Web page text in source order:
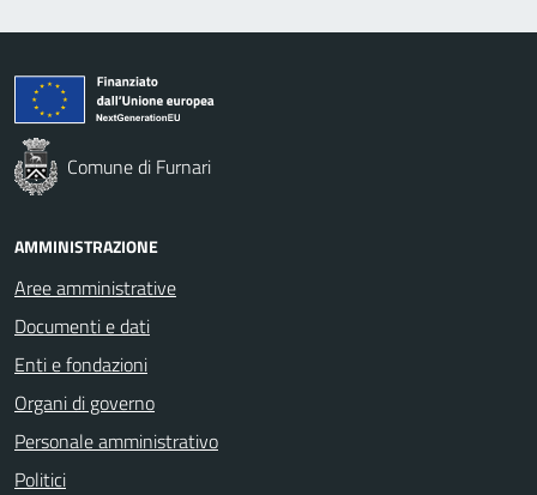
Comune di Furnari
AMMINISTRAZIONE
Aree amministrative
Documenti e dati
Enti e fondazioni
Organi di governo
Personale amministrativo
Politici